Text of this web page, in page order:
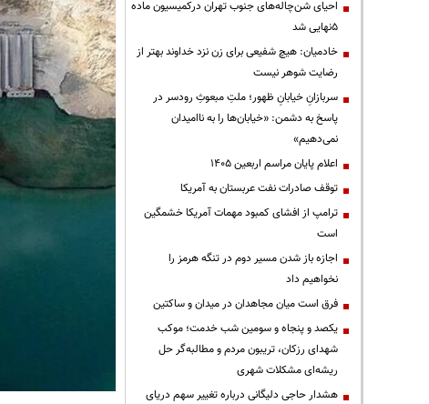
احیای شن‌چاله‌های جنوب تهران درکمیسیون ماده
۵نهایی شد
خادمیان: هیچ شفیعی برای زن نزد خداوند بهتر از
رضایت شوهر نیست
سربازانِ خیابانِ ظهور؛ ملتِ مبعوثِ رودسر در
پاسخ به دشمن: «خیابان‌ها را به ناامیدان
نمی‌دهیم»
اعلام پایان مراسم اربعین ۱۴۰۵
توقف صادرات نفت عربستان به آمریکا
ترامپ از افشای کمبود مهمات آمریکا خشمگین
است
اجازه باز شدن مسیر دوم در تنگه هرمز را
نخواهیم داد
فرق است میان مجاهدان در میدان و ساکتین
یکصد و پنجاه و سومین شب خدمت؛ موکب
شهدای رزکان، تریبون مردم و مطالبه‌گر حل
ریشه‌ای مشکلات شهری
هشدار حاجی دلیگانی درباره تغییر سهم دریای